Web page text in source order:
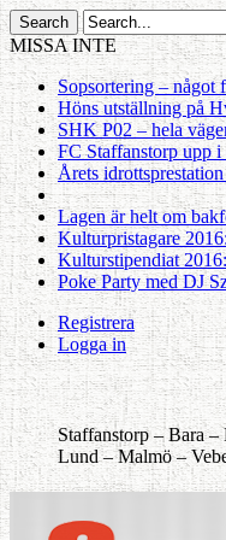
MISSA INTE
Sopsortering – något
Höns utställning på
SHK P02 – hela
FC Staffanstorp upp
Årets
Lagen är helt om
Kulturpristagare
Kulturstipendiat 2016:
Poke Party med DJ
Registrera
Logga in
Staffanstorp –Bara –
Lund –Malmö –